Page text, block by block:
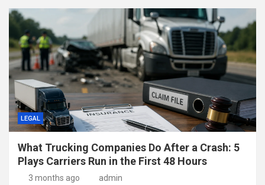
LEGAL
What Trucking Companies Do After a Crash: 5
Plays Carriers Run in the First 48 Hours
3 months ago admin